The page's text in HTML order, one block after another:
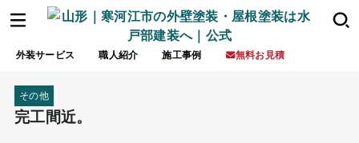
外装サービス 職人紹介 施工事例 無料お見積
その他
完工間近。